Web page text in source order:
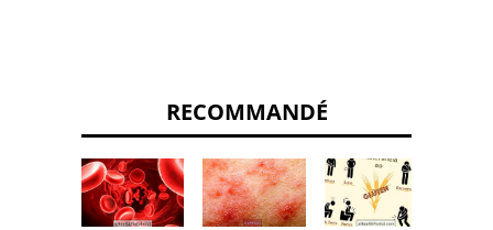
RECOMMANDÉ